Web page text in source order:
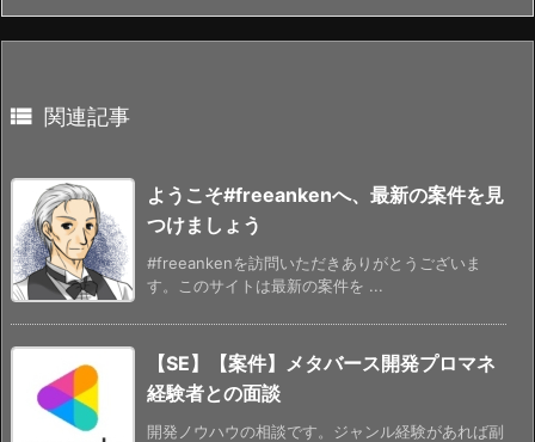
 関連記事
ようこそ#freeankenへ、最新の案件を見
つけましょう
#freeankenを訪問いただきありがとうございま
す。このサイトは最新の案件を ...
【SE】【案件】メタバース開発プロマネ
経験者との面談
開発ノウハウの相談です。ジャンル経験があれば副